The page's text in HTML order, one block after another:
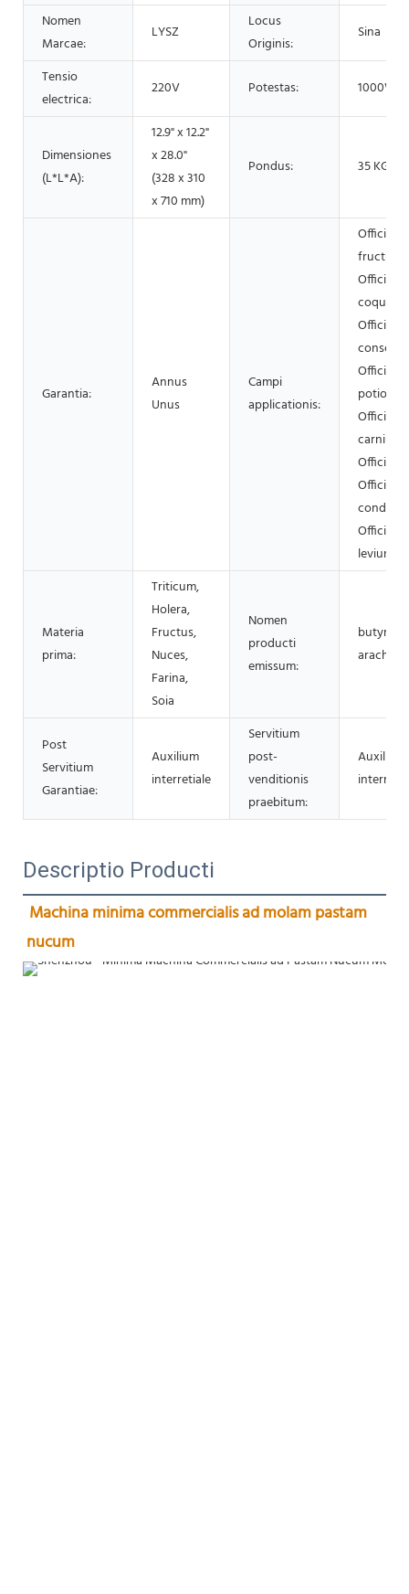
Nomen
Marcae:
LYSZ
Locus
Originis:
Sina
Tensio
electrica:
220V Potestas: 1000W
Dimensiones
(L*L*A):
12.9" x 12.2"
x 28.0"
(328 x 310
x 710 mm)
Pondus: 35 KG
Garantia:
Annus
Unus
Campi
applicationis:
Officina
Officina
Officina
Officina
Officina
carnium,
Officina
Officina
Officina
levium,
Materia
prima:
Triticum,
Holera,
Fructus,
Nuces,
Farina,
Soia
Nomen
producti
emissum:
butyrum
arachidis
Post
Servitium
Garantiae:
Auxilium
interretiale
Servitium
post-
venditionis
praebitum:
Auxilium
Descriptio Producti
Machina minima commercialis ad molam pastam
nucum